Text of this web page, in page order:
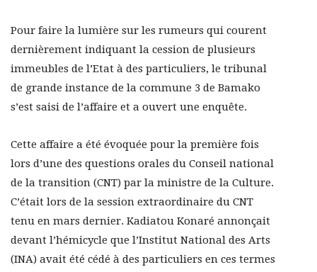
Pour faire la lumière sur les rumeurs qui courent
dernièrement indiquant la cession de plusieurs
immeubles de l’Etat à des particuliers, le tribunal
de grande instance de la commune 3 de Bamako
s’est saisi de l’affaire et a ouvert une enquête.
Cette affaire a été évoquée pour la première fois
lors d’une des questions orales du Conseil national
de la transition (CNT) par la ministre de la Culture.
C’était lors de la session extraordinaire du CNT
tenu en mars dernier. Kadiatou Konaré annonçait
devant l’hémicycle que l’Institut National des Arts
(INA) avait été cédé à des particuliers en ces termes